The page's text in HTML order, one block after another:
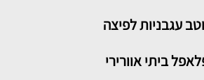
עגבניות לפיצה
ביתי אוורירי